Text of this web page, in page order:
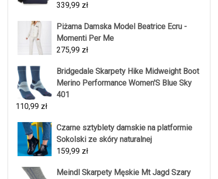
339,99 zł
Piżama Damska Model Beatrice Ecru -
Momenti Per Me
275,99 zł
Bridgedale Skarpety Hike Midweight Boot
Merino Performance Women'S Blue Sky
401
110,99 zł
Czarne sztyblety damskie na platformie
Sokolski ze skóry naturalnej
159,99 zł
Meindl Skarpety Męskie Mt Jagd Szary